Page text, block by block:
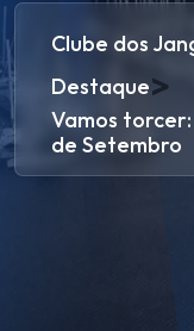
Clube dos
Destaque>
Vamos
de Setembro